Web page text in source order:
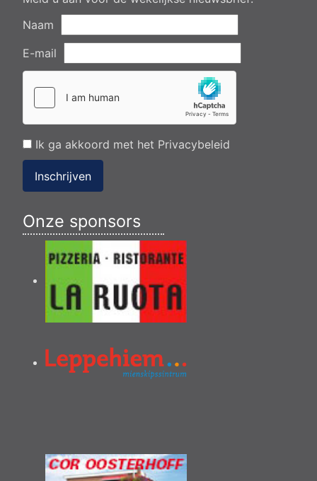
Naam
E-mail
Ik ga akkoord met het Privacybeleid
Inschrijven
Onze sponsors